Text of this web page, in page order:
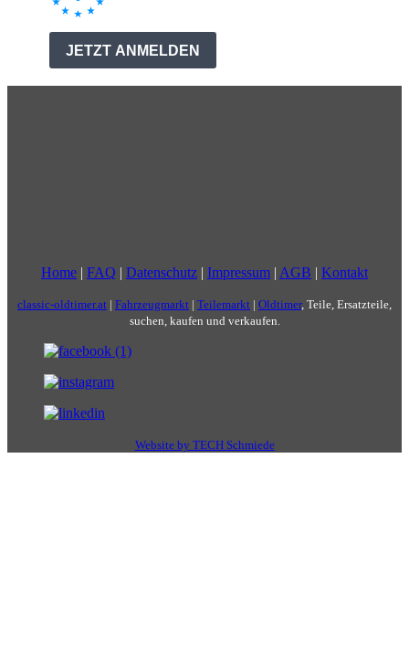
Home | FAQ | Datenschutz | Impressum | AGB | Kontakt
classic-oldtimer.at | Fahrzeugmarkt | Teilemarkt | Oldtimer, Teile, Ersatzteile,
suchen, kaufen und verkaufen.
Website by TECH Schmiede